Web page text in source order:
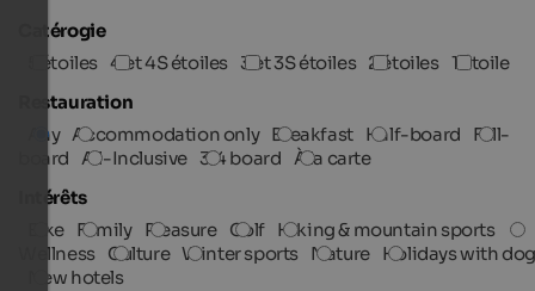
Catérogie
5 étoiles 4 et 4S étoiles 3 et 3S étoiles 2 étoiles 1 étoile
Restauration
Any Accommodation only Breakfast Half-board
Full-
board All-Inclusive 3/4 board À la carte
Intérêts
Bike Family Pleasure Golf Hiking & mountain sports
Wellness Culture Winter sports Nature Holidays with
New hotels